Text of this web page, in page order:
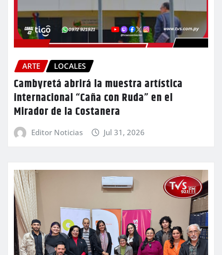
ARTE LOCALES
Cambyretá abrirá la muestra artística
internacional “Caña con Ruda” en el
Mirador de la Costanera
Editor Noticias Jul 31, 2026